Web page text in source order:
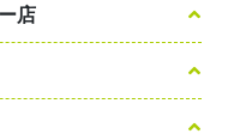
店